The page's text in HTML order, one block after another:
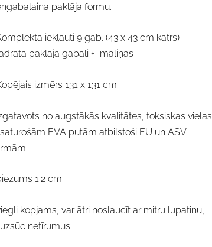
paklāja formu.
iekļauti 9 gab. (43 x 43 cm katrs)
paklāja gabali + maliņas
izmērs 131 x 131 cm
no augstākās kvalitātes, toksiskas vielas
EVA putām atbilstoši EU un ASV
1.2 cm;
kopjams, var ātri noslaucīt ar mitru lupatiņu,
netīrumus;